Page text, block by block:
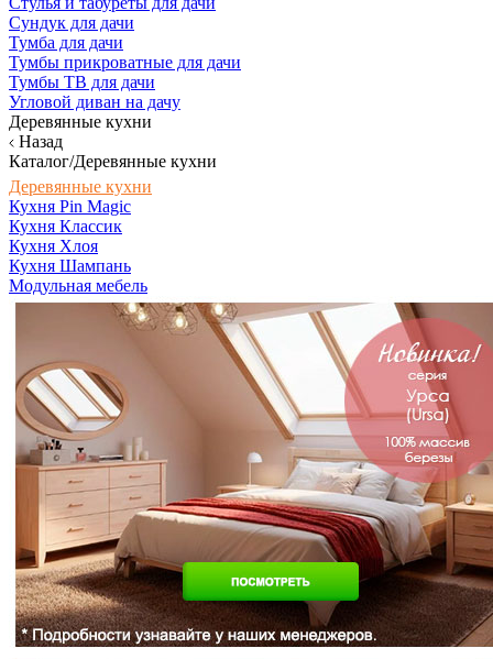
Сундук для дачи
Тумба для дачи
Тумбы прикроватные для дачи
Тумбы ТВ для дачи
Угловой диван на дачу
Деревянные кухни
Назад
Каталог/Деревянные кухни
Деревянные кухни
Кухня Pin Magic
Кухня Классик
Кухня Хлоя
Кухня Шампань
Модульная мебель